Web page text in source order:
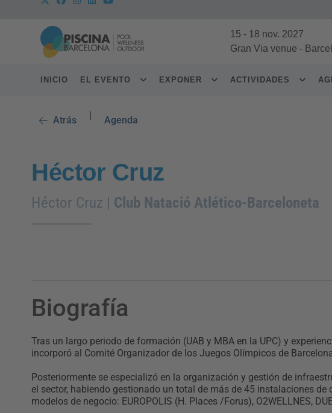
15 - 18 nov. 2027
Gran Via venue -
INICIO EL EVENTO EXPONER ACTIVIDADES
Atrás Agenda
Héctor Cruz
Héctor Cruz | Club Natació Atlético-Barceloneta
Biografía
Tras un largo periodo de formación (UAB y MBA en la UPC) y
incorporó al Comité Organizador de los Juegos Olímpicos de
Posteriormente se especializó en la organización y gestión de
el sector, habiendo gestionado un total de más de 45 instalaciones
modelos de negocio: EUROPOLIS (H. Places /Forus), O2WELLNES,